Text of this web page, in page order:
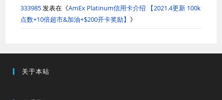
333985发表在《AmEx Platinum信用卡介绍 【2021.4更新 100k
点数+10倍超市&加油+$200开卡奖励】 》
关于本站